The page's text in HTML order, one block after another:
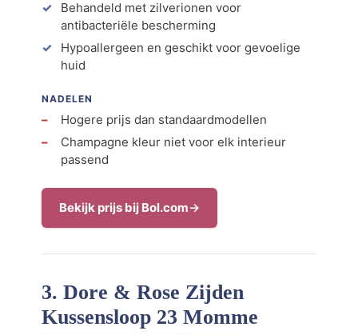
Behandeld met zilverionen voor
antibacteriële bescherming
Hypoallergeen en geschikt voor gevoelige
huid
NADELEN
Hogere prijs dan standaardmodellen
Champagne kleur niet voor elk interieur
passend
Bekijk prijs bij Bol.com
3. Dore & Rose Zijden
Kussensloop 23 Momme